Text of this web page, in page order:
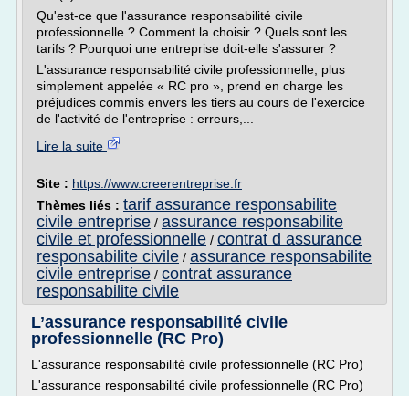
Qu'est-ce que l'assurance responsabilité civile
professionnelle ? Comment la choisir ? Quels sont les
tarifs ? Pourquoi une entreprise doit-elle s'assurer ?
L'assurance responsabilité civile professionnelle, plus
simplement appelée « RC pro », prend en charge les
préjudices commis envers les tiers au cours de l'exercice
de l'activité de l'entreprise : erreurs,...
Lire la suite
Site : https://www.creerentreprise.fr
Thèmes liés : tarif assurance responsabilite
civile entreprise / assurance responsabilite
civile et professionnelle / contrat d assurance
responsabilite civile / assurance responsabilite
civile entreprise / contrat assurance
responsabilite civile
L’assurance responsabilité civile
professionnelle (RC Pro)
L'assurance responsabilité civile professionnelle (RC Pro)
L'assurance responsabilité civile professionnelle (RC Pro)